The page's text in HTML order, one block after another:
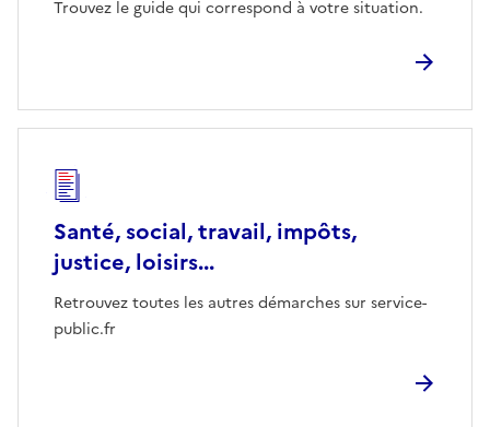
Trouvez le guide qui correspond à votre situation.
Santé, social, travail, impôts,
justice, loisirs...
Retrouvez toutes les autres démarches sur service-
public.fr